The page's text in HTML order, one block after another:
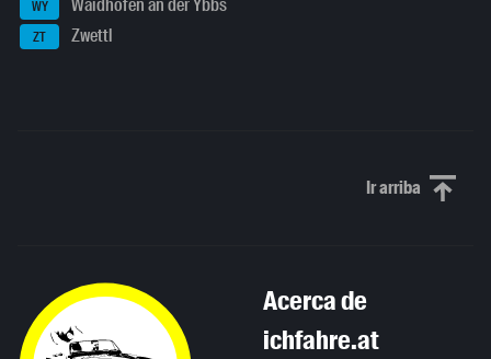
WY Waidhofen an der Ybbs
ZT Zwettl
Ir arribaScroll to
Acerca de
ichfahre.at